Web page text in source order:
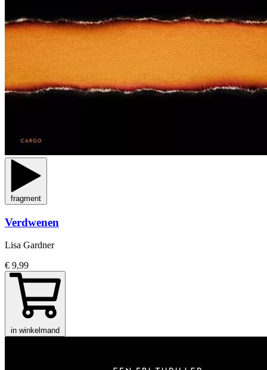
fragment
Verdwenen
Lisa Gardner
€ 9,99
in winkelmand